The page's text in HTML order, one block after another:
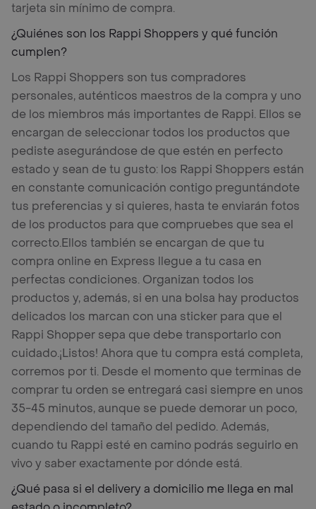
tarjeta sin mínimo de compra.
¿Quiénes son los Rappi Shoppers y qué función
cumplen?
Los Rappi Shoppers son tus compradores
personales, auténticos maestros de la compra y uno
de los miembros más importantes de Rappi. Ellos se
encargan de seleccionar todos los productos que
pediste asegurándose de que estén en perfecto
estado y sean de tu gusto: los Rappi Shoppers están
en constante comunicación contigo preguntándote
tus preferencias y si quieres, hasta te enviarán fotos
de los productos para que compruebes que sea el
correcto.Ellos también se encargan de que tu
compra online en Express llegue a tu casa en
perfectas condiciones. Organizan todos los
productos y, además, si en una bolsa hay productos
delicados los marcan con una sticker para que el
Rappi Shopper sepa que debe transportarlo con
cuidado.¡Listos! Ahora que tu compra está completa,
corremos por ti. Desde el momento que terminas de
comprar tu orden se entregará casi siempre en unos
35-45 minutos, aunque se puede demorar un poco,
dependiendo del tamaño del pedido. Además,
cuando tu Rappi esté en camino podrás seguirlo en
vivo y saber exactamente por dónde está.
¿Qué pasa si el delivery a domicilio me llega en mal